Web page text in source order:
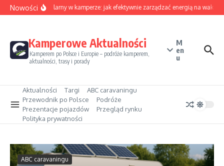
Przejdź do treści
NowościSezon solarny w kamperze: jak efektywnie zarządzać energią na
Kamperowe Aktualności
Kamperem po Polsce i Europie – podróże kamperem,
aktualności, trasy i porady
M
en
u
Aktualności Targi
ABC caravaningu
Przewodnik po Polsce
Podróże
Prezentacje pojazdów
Przegląd rynku
Polityka prywatności
ABC caravaningu